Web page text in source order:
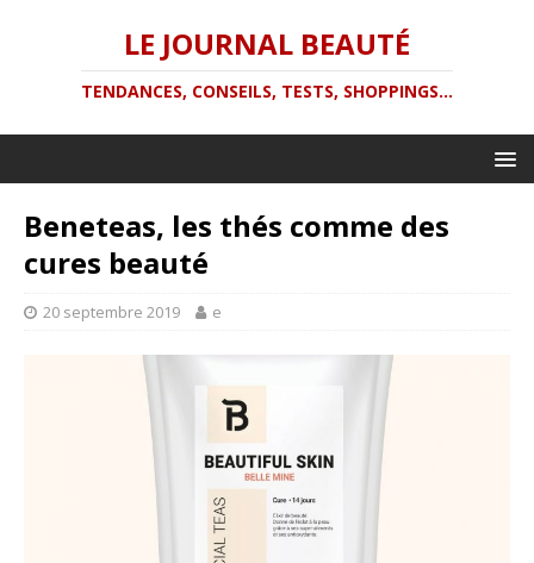
LE JOURNAL BEAUTÉ
TENDANCES, CONSEILS, TESTS, SHOPPINGS...
Beneteas, les thés comme des
cures beauté
20 septembre 2019 e